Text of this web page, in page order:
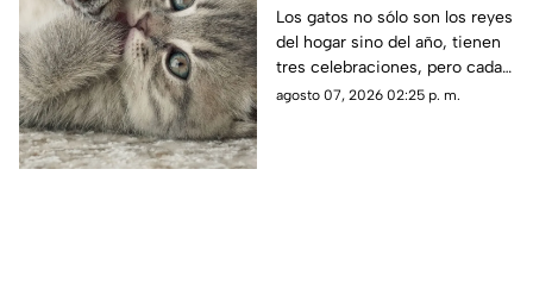
fechas en las que debes
celebrar a tu michi
Los gatos no sólo son los reyes
del hogar sino del año, tienen
tres celebraciones, pero cada
una tiene su propio motivo
agosto 07, 2026 02:25 p. m.